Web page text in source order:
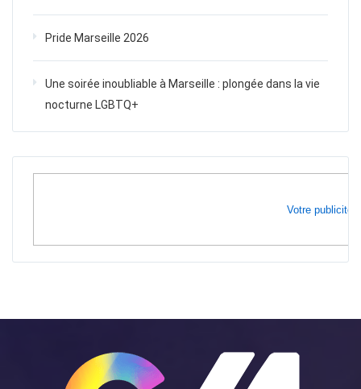
Pride Marseille 2026
Une soirée inoubliable à Marseille : plongée dans la vie
nocturne LGBTQ+
Votre publicité